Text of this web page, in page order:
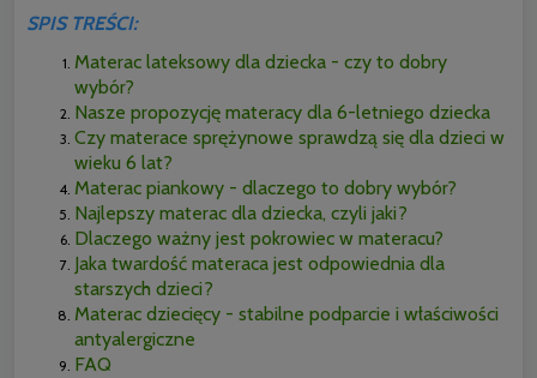
SPIS TREŚCI:
Materac lateksowy dla dziecka - czy to dobry
wybór?
Nasze propozycję materacy dla 6-letniego dziecka
Czy materace sprężynowe sprawdzą się dla dzieci w
wieku 6 lat?
Materac piankowy - dlaczego to dobry wybór?
Najlepszy materac dla dziecka, czyli jaki?
Dlaczego ważny jest pokrowiec w materacu?
Jaka twardość materaca jest odpowiednia dla
starszych dzieci?
Materac dziecięcy - stabilne podparcie i właściwości
antyalergiczne
FAQ